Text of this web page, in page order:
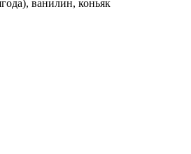
ванилин, коньяк